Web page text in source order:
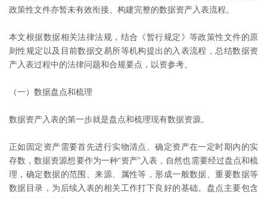
政策性文件亦暂未有效衔接、构建完整的数据资产入表流程。
本文根据数据相关法律法规，结合《暂行规定》等政策性文件的原
则性规定以及目前数据交易所等机构提出的入表流程，总结数据资
产入表过程中的法律问题和合规要点，以资参考。
（一）数据盘点和梳理
数据资产入表的第一步就是盘点和梳理现有数据资源。
正如固定资产需要首先进行实物清点、确定资产在一定时期内的实
存数，数据资源想要作为一种“资产”入表，自然也需要经过盘点和梳
理，确定数据的范围、来源、属性等，形成一般数据、重要数据等
数据目录，为后续入表的相关工作打下良好的基础。盘点主要包含